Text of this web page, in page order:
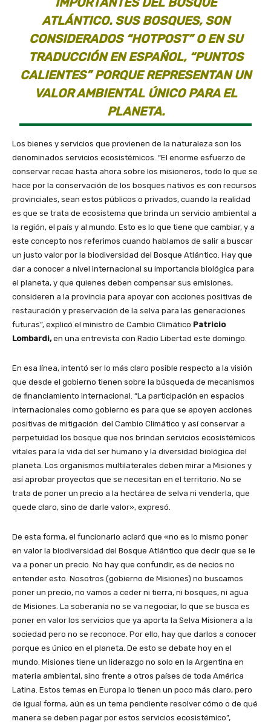
ATLÁNTICO. SUS BOSQUES, SON
CONSIDERADOS “HOTPOST” O EN SU
TRADUCCIÓN EN ESPAÑOL, “PUNTOS
CALIENTES” PORQUE REPRESENTAN UN
VALOR AMBIENTAL ÚNICO PARA EL
PLANETA.
Los bienes y servicios que provienen de la naturaleza son los
denominados servicios ecosistémicos. “El enorme esfuerzo de
conservar recae hasta ahora sobre los misioneros, todo lo que se
hace por la conservación de los bosques nativos es con recursos
provinciales, sean estos públicos o privados, cuando la realidad
es que se trata de ecosistema que brinda un servicio ambiental a
la región, el país y al mundo. Esto es lo que tiene que cambiar, y a
este concepto nos referimos cuando hablamos de salir a buscar
un justo valor por la biodiversidad del Bosque Atlántico. Hay que
dar a conocer a nivel internacional su importancia biológica para
el planeta, y que quienes deben compensar sus emisiones,
consideren a la provincia para apoyar con acciones positivas de
restauración y preservación de la selva para las generaciones
futuras”, explicó el ministro de Cambio Climático Patricio
Lombardi,en una entrevista con Radio Libertad este domingo.
En esa línea, intentó ser lo más claro posible respecto a la visión
que desde el gobierno tienen sobre la búsqueda de mecanismos
de financiamiento internacional. “La participación en espacios
internacionales como gobierno es para que se apoyen acciones
positivas de mitigación del Cambio Climático y así conservar a
perpetuidad los bosque que nos brindan servicios ecosistémicos
vitales para la vida del ser humano y la diversidad biológica del
planeta. Los organismos multilaterales deben mirar a Misiones y
así aprobar proyectos que se necesitan en el territorio. No se
trata de poner un precio a la hectárea de selva ni venderla, que
quede claro, sino de darle valor», expresó.
De esta forma, el funcionario aclaró que «no es lo mismo poner
en valor la biodiversidad del Bosque Atlántico que decir que se le
va a poner un precio. No hay que confundir, es de necios no
entender esto. Nosotros (gobierno de Misiones) no buscamos
poner un precio, no vamos a ceder ni tierra, ni bosques, ni agua
de Misiones. La soberanía no se va negociar, lo que se busca es
poner en valor los servicios que ya aporta la Selva Misionera a la
sociedad pero no se reconoce. Por ello, hay que darlos a conocer
porque es único en el planeta. De esto se debate hoy en el
mundo. Misiones tiene un liderazgo no solo en la Argentina en
materia ambiental, sino frente a otros países de toda América
Latina. Estos temas en Europa lo tienen un poco más claro, pero
de igual forma, aún es un tema pendiente resolver cómo o de qué
manera se deben pagar por estos servicios ecosistémico”,